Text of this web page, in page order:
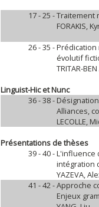
17 - 25 -Traitement
FORAKIS,
26 - 35 -
évolutif
TRITAR-
Linguist-Hic et Nunc
36 - 38 -
Alliances,
LECOLLE,
Présentations de thèses
39 - 40 -L'influence
intégration
YAZEVA,
41 - 42 -Approche
Enjeux